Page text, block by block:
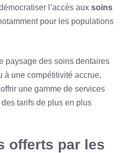
l’accès aux soins
pour les populations
paysage des soins dentaires
à une compétitivité accrue,
une gamme de services
tarifs de plus en plus
offerts par les